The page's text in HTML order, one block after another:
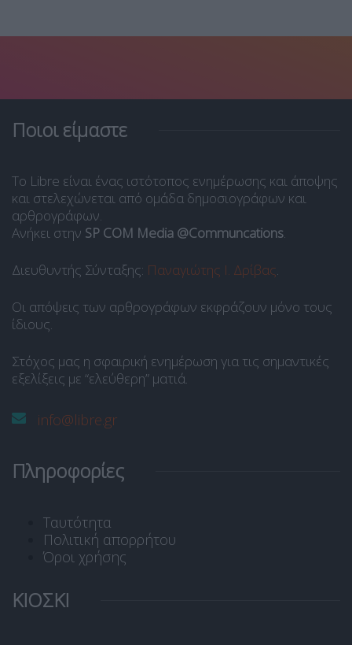
Ποιοι είμαστε
Το Libre είναι ένας ιστότοπος ενημέρωσης και άποψης
και στελεχώνεται από ομάδα δημοσιογράφων και
αρθρογράφων.
Ανήκει στην SP COM Media @Communcations.
Διευθυντής Σύνταξης: Παναγιώτης Ι. Δρίβας.
Οι απόψεις των αρθρογράφων εκφράζουν μόνο τους
ίδιους.
Στόχος μας η σφαιρική ενημέρωση για τις σημαντικές
εξελίξεις με “ελεύθερη” ματιά.
info@libre.gr
Πληροφορίες
Ταυτότητα
Πολιτική απορρήτου
Όροι χρήσης
ΚΙΟΣΚΙ